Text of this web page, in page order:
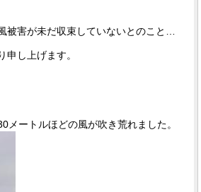
被害が未だ収束していないとのこと…
申し上げます。
メートルほどの風が吹き荒れました。